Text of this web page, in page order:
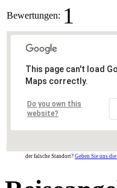
Bewertungen: 1
This page can't load
Maps correctly.
Do you own this
website?
der falsche Standort? Geben Sie uns